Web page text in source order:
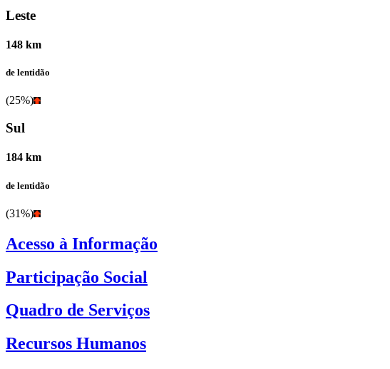
Leste
148 km
de lentidão
(25%)
Sul
184 km
de lentidão
(31%)
Acesso à Informação
Participação Social
Quadro de Serviços
Recursos Humanos